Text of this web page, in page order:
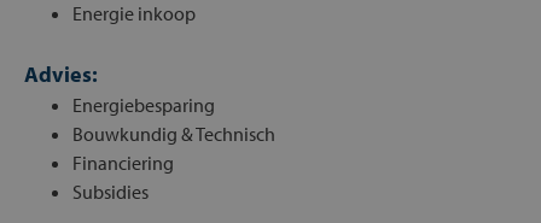
Energie inkoop
Advies:
Energiebesparing
Bouwkundig & Technisch
Financiering
Subsidies